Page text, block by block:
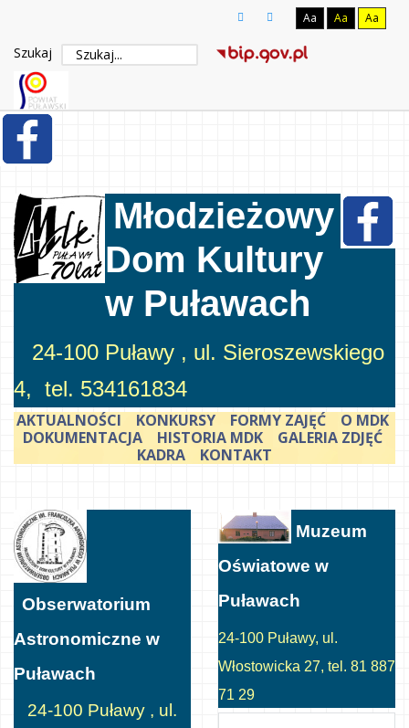
Aa Aa Aa
Szukaj
Młodzieżowy
Dom Kultury
w Puławach
24-100 Puławy , ul. Sieroszewskiego
4, tel. 534161834
AKTUALNOŚCI KONKURSY FORMY ZAJĘĆ
O MDK
DOKUMENTACJA
HISTORIA MDK
GALERIA ZDJĘĆ
KADRA
KONTAKT
Obserwatorium
Astronomiczne w
Puławach
24-100 Puławy , ul.
Muzeum
Oświatowe w
Puławach
24-100 Puławy, ul.
Włostowicka 27, tel. 81 887
71 29